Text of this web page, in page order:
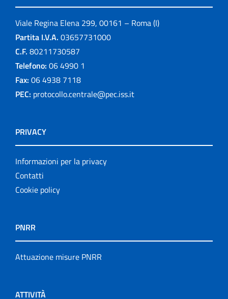
Viale Regina Elena 299, 00161 – Roma (I)
Partita I.V.A. 03657731000
C.F. 80211730587
Telefono: 06 4990 1
Fax: 06 4938 7118
PEC: protocollo.centrale@pec.iss.it
PRIVACY
Informazioni per la privacy
Contatti
Cookie policy
PNRR
Attuazione misure PNRR
ATTIVITÀ